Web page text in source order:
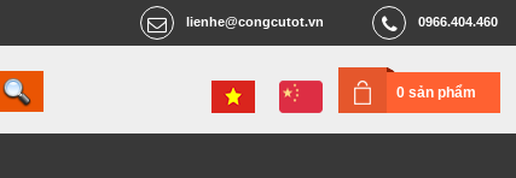
0966.404.460
lienhe@congcutot.vn
0 sản phẩm